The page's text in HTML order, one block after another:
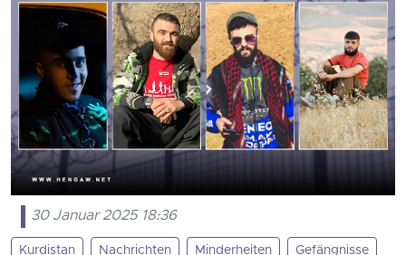
30 Januar 2025 18:36
Kurdistan Nachrichten Minderheiten Gefängnisse